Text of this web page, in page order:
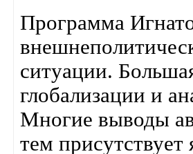
Программа
ситуации.
глобализации и
Многие выводы
тем